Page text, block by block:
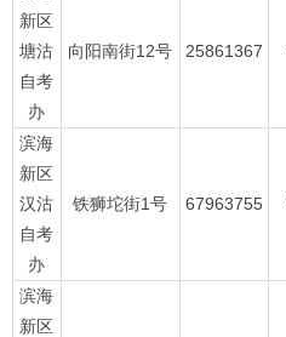
新区
塘沽
自考
办
向阳南街12号 25861367
滨海
新区
汉沽
自考
办
铁狮坨街1号 67963755
滨海
新区